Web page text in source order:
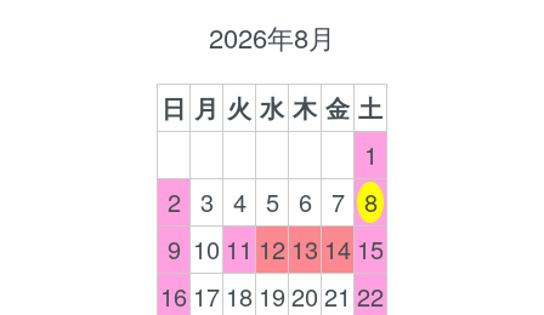
2026年8月
日 月 火 水 木 金 土
1
2 3 4 5 6 7 8
9 10 11 12 13 14 15
16 17 18 19 20 21 22